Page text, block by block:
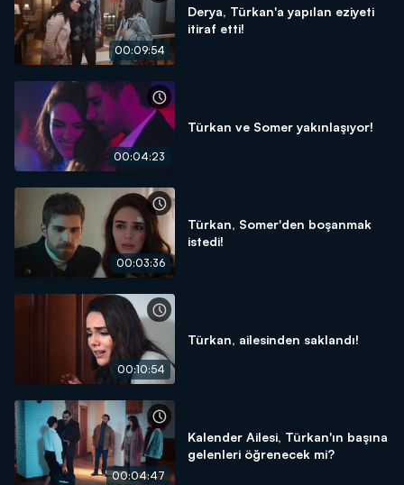
00:09:54
Derya, Türkan'a yapılan eziyeti
itiraf etti!
00:04:23
Türkan ve Somer yakınlaşıyor!
00:03:36
Türkan, Somer'den boşanmak
istedi!
00:10:54
Türkan, ailesinden saklandı!
00:04:47
Kalender Ailesi, Türkan'ın başına
gelenleri öğrenecek mi?